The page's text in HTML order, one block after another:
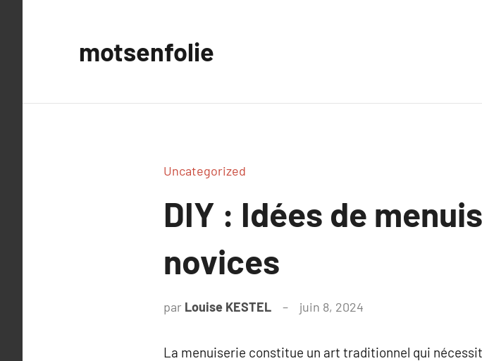
motsenfolie
Uncategorized
DIY : Idées de
novices
par Louise KESTEL juin 8, 2024
La menuiserie constitue un art traditionnel qui